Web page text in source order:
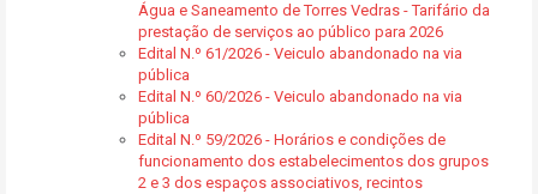
Água e Saneamento de Torres Vedras - Tarifário da
prestação de serviços ao público para 2026
Edital N.º 61/2026 - Veiculo abandonado na via
pública
Edital N.º 60/2026 - Veiculo abandonado na via
pública
Edital N.º 59/2026 - Horários e condições de
funcionamento dos estabelecimentos dos grupos
2 e 3 dos espaços associativos, recintos